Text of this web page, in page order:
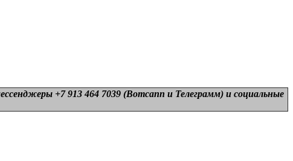
+7 913 464 7039 (Вотсапп и Телеграмм) и социальные